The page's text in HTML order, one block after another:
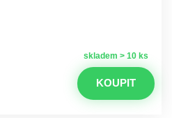
skladem > 10 ks
KOUPIT